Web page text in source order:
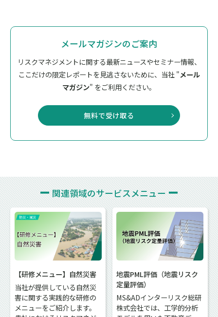
メールマガジンのご案内
リスクマネジメントに関する最新ニュースやセミナー情報、
ここだけの限定レポートを見逃さないために、 当社 "メール
マガジン" をご利用ください。
無料で受け取る
関連領域のサービスメニュー
【研修メニュー】自然災害
当社が提供している自然災
害に関する実践的な研修の
メニューをご紹介します。
地震PML評価（地震リスク
定量評価）
MS&ADインターリスク総研
株式会社では、工学的分析